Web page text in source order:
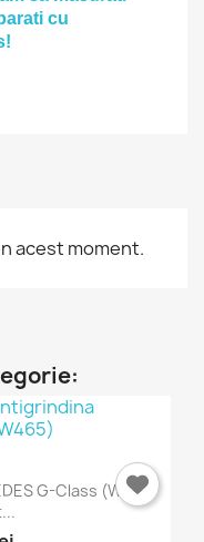
cu
acest moment.
G-Class (W465)